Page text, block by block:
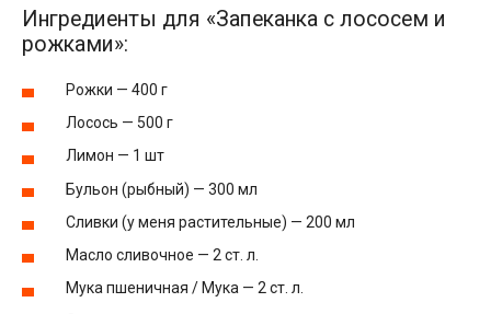
Ингредиенты для «Запеканка с лососем и
рожками»:
Рожки — 400 г
Лосось — 500 г
Лимон — 1 шт
Бульон (рыбный) — 300 мл
Сливки (у меня растительные) — 200 мл
Масло сливочное — 2 ст. л.
Мука пшеничная / Мука — 2 ст. л.